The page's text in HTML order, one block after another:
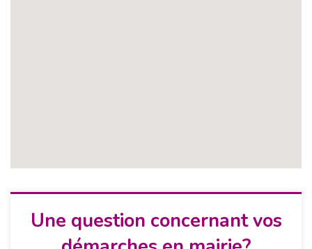
Une question concernant vos